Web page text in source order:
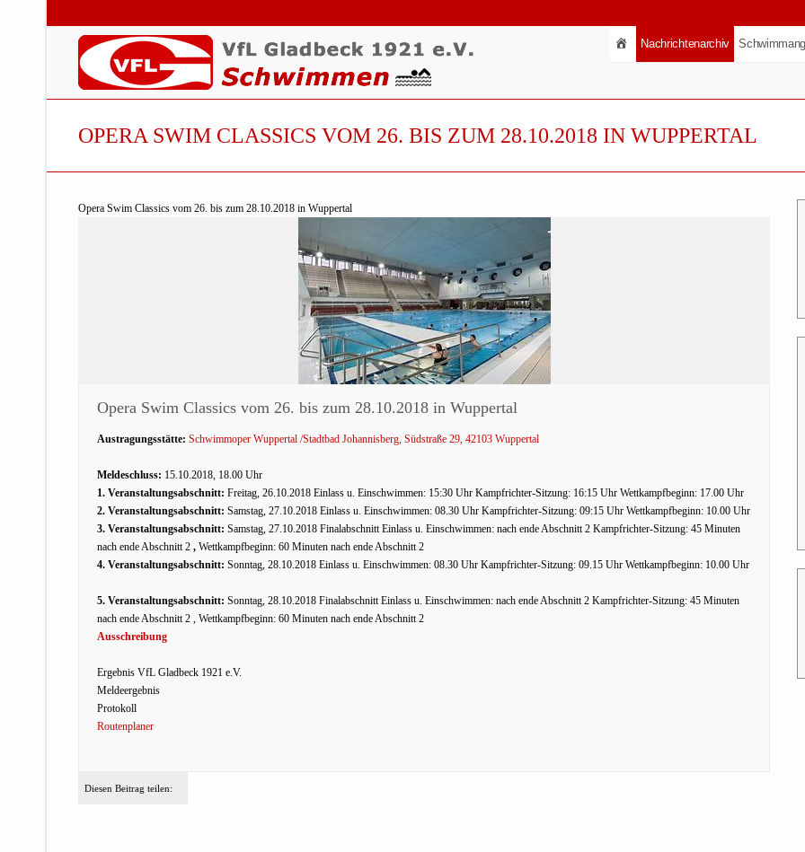
Nachrichtenarchiv
OPERA SWIM CLASSICS VOM 26. BIS ZUM 28.10.2018 IN WUPPERTAL
Opera Swim Classics vom 26. bis zum 28.10.2018 in Wuppertal
Opera Swim Classics vom 26. bis zum 28.10.2018 in Wuppertal
Austragungsstätte: Schwimmoper Wuppertal /Stadtbad Johannisberg, Südstraße 29, 42103 Wuppertal
Meldeschluss: 15.10.2018, 18.00 Uhr
1. Veranstaltungsabschnitt: Freitag, 26.10.2018 Einlass u. Einschwimmen: 15:30 Uhr Kampfrichter-Sitzung: 16:15 Uhr Wettkampfbeginn: 17.00 Uhr
2. Veranstaltungsabschnitt: Samstag, 27.10.2018 Einlass u. Einschwimmen: 08.30 Uhr Kampfrichter-Sitzung: 09:15 Uhr Wettkampfbeginn: 10.00 Uhr
3. Veranstaltungsabschnitt: Samstag, 27.10.2018 Finalabschnitt Einlass u. Einschwimmen: nach ende Abschnitt 2 Kampfrichter-Sitzung: 45 Minuten
nach ende Abschnitt 2 , Wettkampfbeginn: 60 Minuten nach ende Abschnitt 2
4. Veranstaltungsabschnitt: Sonntag, 28.10.2018 Einlass u. Einschwimmen: 08.30 Uhr Kampfrichter-Sitzung: 09.15 Uhr Wettkampfbeginn: 10.00 Uhr
5. Veranstaltungsabschnitt: Sonntag, 28.10.2018 Finalabschnitt Einlass u. Einschwimmen: nach ende Abschnitt 2 Kampfrichter-Sitzung: 45 Minuten
nach ende Abschnitt 2 , Wettkampfbeginn: 60 Minuten nach ende Abschnitt 2
Ausschreibung
Ergebnis VfL Gladbeck 1921 e.V.
Meldeergebnis
Protokoll
Routenplaner
Diesen Beitrag teilen: